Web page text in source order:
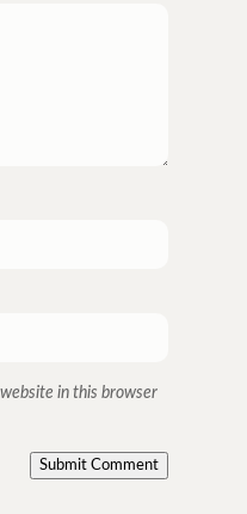
in this browser
Submit Comment